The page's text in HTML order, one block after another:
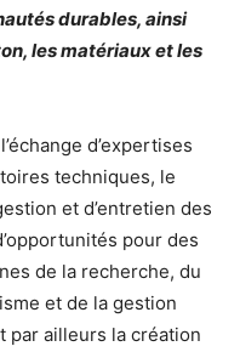
durables, ainsi
les matériaux et les
d’expertises
techniques, le
et d’entretien des
pour des
de la recherche, du
et de la gestion
par ailleurs la création